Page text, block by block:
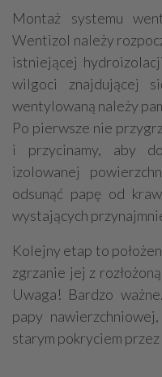
Montaż systemu
Wentizol należy
istniejącej
wilgoci znajdującej
wentylowaną należy
Po pierwsze nie
i przycinamy, aby
izolowanej
odsunąć papę od
wystających
Kolejny etap to
zgrzanie jej z
Uwaga! Bardzo
papy
starym pokryciem